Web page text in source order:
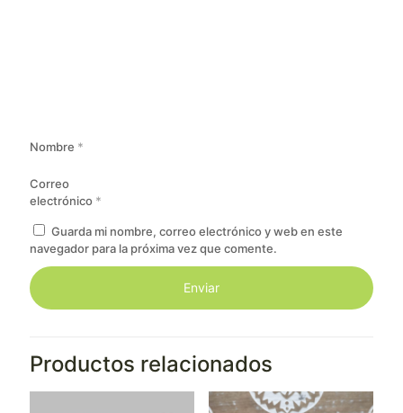
Nombre *
Correo
electrónico *
Guarda mi nombre, correo electrónico y web en este
navegador para la próxima vez que comente.
Productos relacionados